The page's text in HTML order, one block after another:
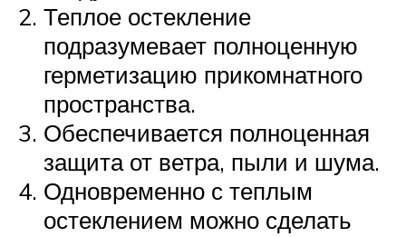
Теплое остекление
подразумевает полноценную
герметизацию прикомнатного
пространства.
Обеспечивается полноценная
защита от ветра, пыли и шума.
Одновременно с теплым
остеклением можно сделать